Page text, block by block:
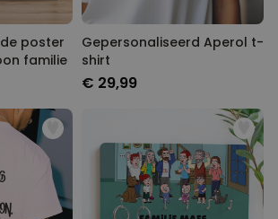
poster
familie
Gepersonaliseerd Aperol t-
shirt
€ 29,99